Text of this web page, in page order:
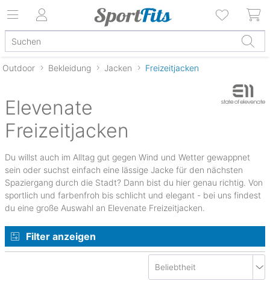
Outdoor Bekleidung Jacken Freizeitjacken
Elevenate
Freizeitjacken
Du willst auch im Alltag gut gegen Wind und Wetter gewappnet
sein oder suchst einfach eine lässige Jacke für den nächsten
Spaziergang durch die Stadt? Dann bist du hier genau richtig. Von
sportlich und farbenfroh bis schlicht und elegant - bei uns findest
du eine große Auswahl an Elevenate Freizeitjacken.
Filter anzeigen